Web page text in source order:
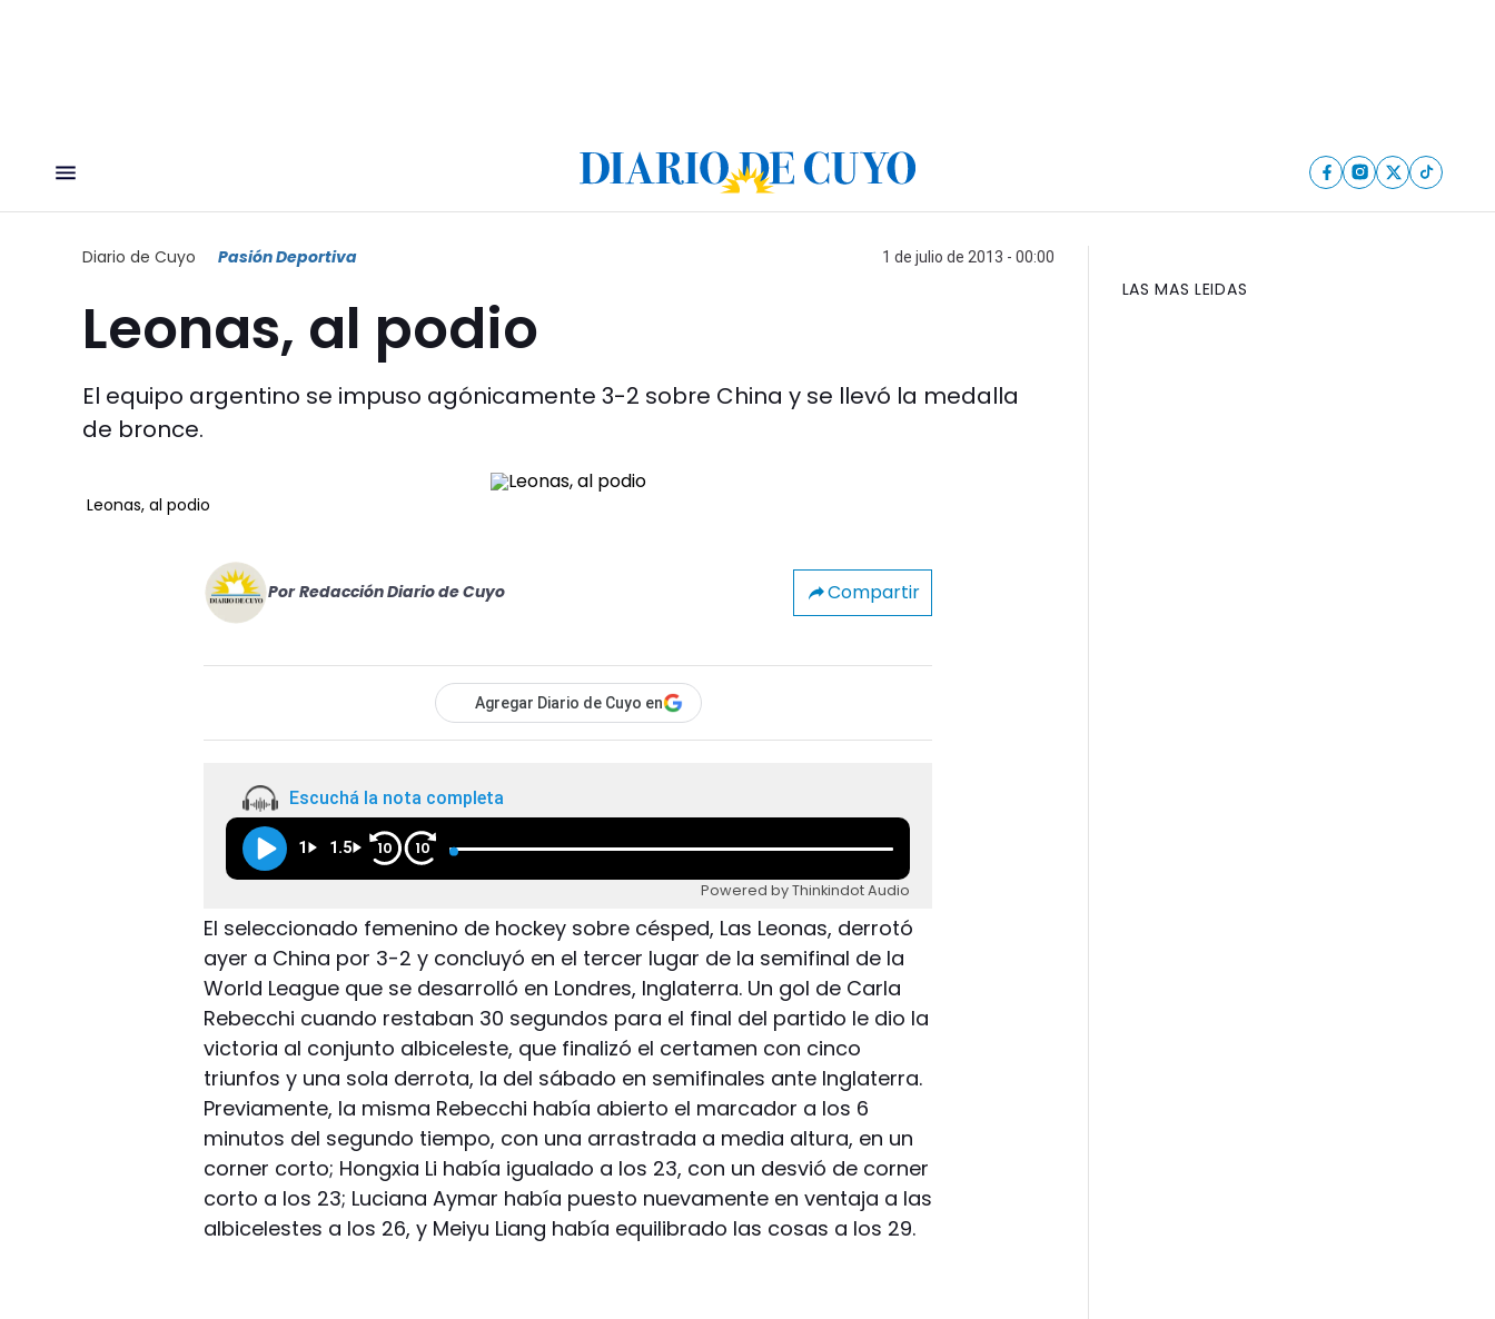
Diario de Cuyo Pasión Deportiva 1 de julio de 2013 - 00:00
Leonas, al podio
El equipo argentino se impuso agónicamente 3-2 sobre China y se llevó la medalla
de bronce.
Leonas, al podio
Por Redacción Diario de Cuyo Compartir
Agregar Diario de Cuyo en
Escuchá la nota completa
1 1.5 10 10
Powered by Thinkindot Audio
El seleccionado femenino de hockey sobre césped, Las Leonas, derrotó
ayer a China por 3-2 y concluyó en el tercer lugar de la semifinal de la
World League que se desarrolló en Londres, Inglaterra. Un gol de Carla
Rebecchi cuando restaban 30 segundos para el final del partido le dio la
victoria al conjunto albiceleste, que finalizó el certamen con cinco
triunfos y una sola derrota, la del sábado en semifinales ante Inglaterra.
Previamente, la misma Rebecchi había abierto el marcador a los 6
minutos del segundo tiempo, con una arrastrada a media altura, en un
corner corto; Hongxia Li había igualado a los 23, con un desvió de corner
corto a los 23; Luciana Aymar había puesto nuevamente en ventaja a las
albicelestes a los 26, y Meiyu Liang había equilibrado las cosas a los 29.
LAS MAS LEIDAS